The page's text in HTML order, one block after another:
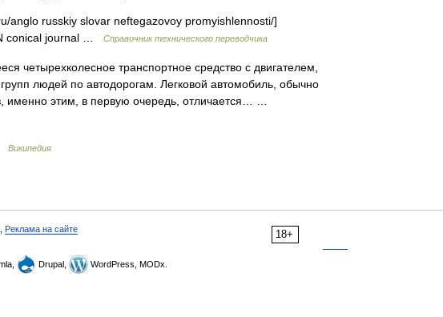
russkiy slovar neftegazovoy promyishlennosti/]
conical journal …
Справочник технического переводчика
четырехколесное транспортное средство с двигателем,
людей по автодорогам. Легковой автомобиль, обычно
этим, в первую очередь, отличается… …
Википедия
18+
Реклама на сайте
Drupal, WordPress, MODx.